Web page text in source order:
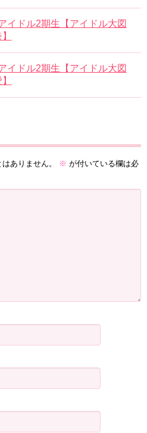
イドル2期生【アイドル大図
イドル2期生【アイドル大図
ありません。 ※ が付いている欄は必